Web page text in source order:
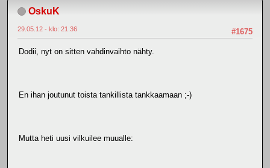
OskuK
#1675
29.05.12 - klo: 21.36
Dodii, nyt on sitten vahdinvaihto nähty.
En ihan joutunut toista tankillista tankkaamaan ;-)
Mutta heti uusi vilkuilee muualle: